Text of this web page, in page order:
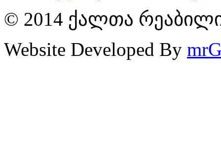
© 2014 ქალთა
Website Developed By